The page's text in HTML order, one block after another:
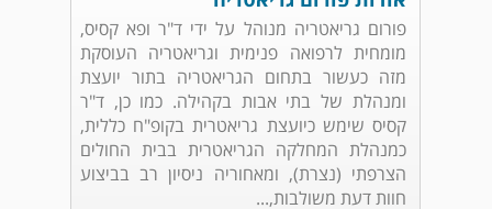
פורום גריאטריה מנוהל על ידי ד"ר ופא קסיס,
מומחית לרפואה פנימית וגריאטריה העוסקת
מזה כעשור בתחום הגריאטריה בתור יועצת
ומנהלת של בתי אבות בקהילה. כמו כן, ד"ר
קסיס שימש כיועצת גריאטרית בקופ"ח כללית,
כמנהלת המחלקה הגריאטרית בבית החולים
הצרפתי (נצרת), ומאחוריה ניסיון רב בביצוע
חוות דעת משולבות,...